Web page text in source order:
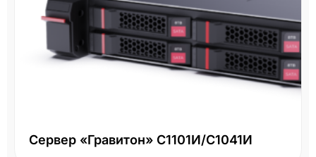
Сервер «Гравитон» С1101И/С1041И